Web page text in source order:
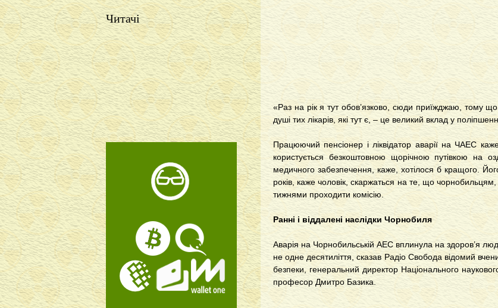
«Раз на рік я тут обов’язково, сюди приїжджаю, тому що
душі тих лікарів, які тут є, – це великий вклад у
Працюючий пенсіонер і ліквідатор аварії на ЧАЕС
користується безкоштовною щорічною путівкою на
медичного забезпечення, каже, хотілося б кращого.
років, каже чоловік, скаржаться на те, що
тижнями проходити комісію. ​
Ранні і віддалені наслідки Чорнобиля
Аварія на Чорнобильській АЕС вплинула на здоров’я
не одне десятиліття, сказав Радіо Свобода відомий
безпеки, генеральний директор Національного
професор Дмитро Базика.
Читачі